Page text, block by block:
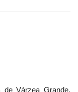
de Várzea Grande,